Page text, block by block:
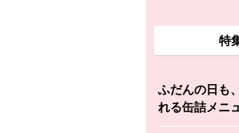
特
ふだんの日も
れる缶詰メニ